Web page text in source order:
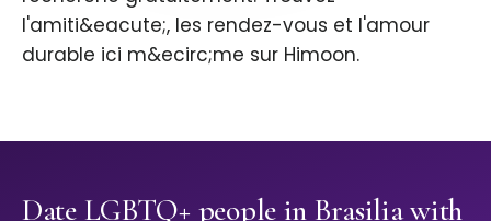
l'amiti&eacute;, les rendez-vous et l'amour
durable ici m&ecirc;me sur Himoon.
Date LGBTQ+ people in Brasilia with